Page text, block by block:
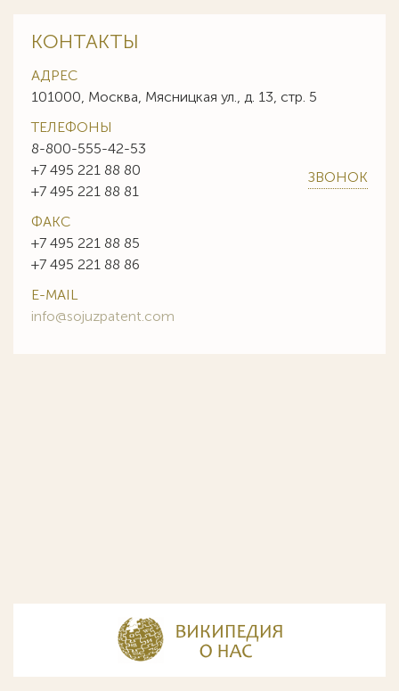
КОНТАКТЫ
АДРЕС
101000, Москва, Мясницкая ул., д. 13, стр. 5
ТЕЛЕФОНЫ
8-800-555-42-53
+7 495 221 88 80
+7 495 221 88 81
ЗВОНОК
ФАКС
+7 495 221 88 85
+7 495 221 88 86
E-MAIL
info@sojuzpatent.com